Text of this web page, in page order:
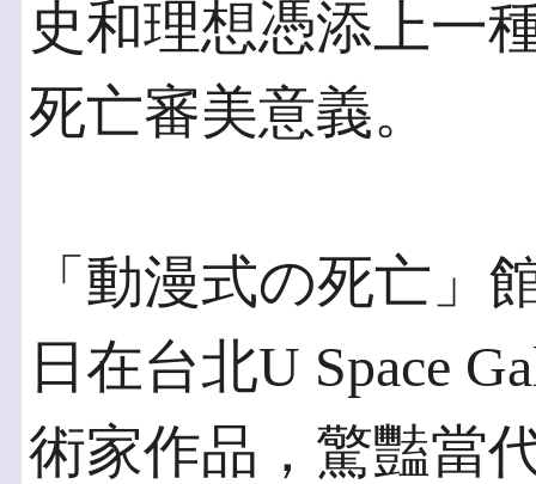
史和理想憑添上一
死亡審美意義。
「動漫式の死亡」
日在台北U Space
術家作品，驚豔當